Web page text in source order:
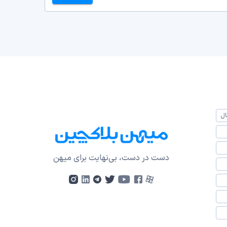
دست در دست، بی‌نهایت برای میهن